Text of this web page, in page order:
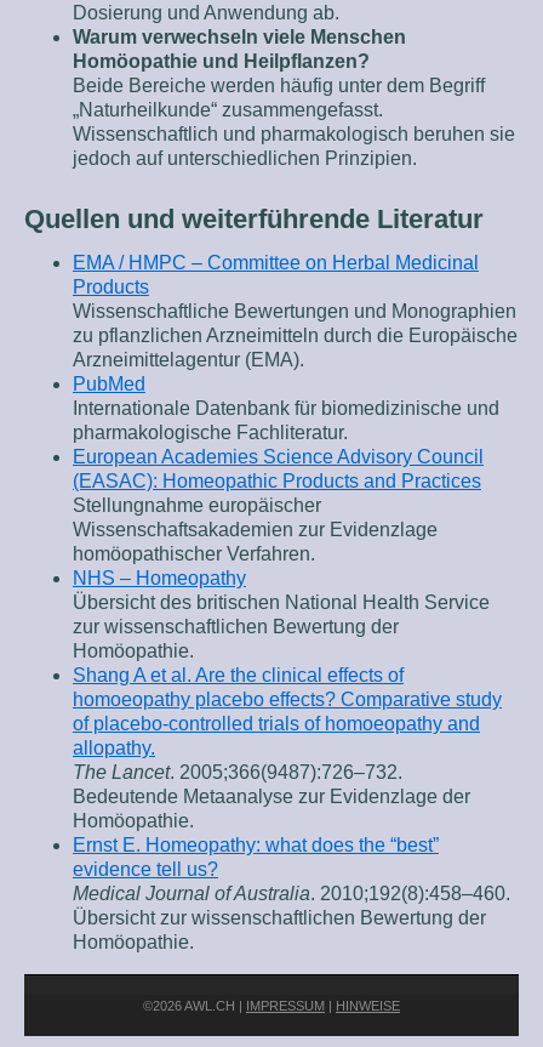
Dosierung und Anwendung ab.
Warum verwechseln viele Menschen
Homöopathie und Heilpflanzen?
Beide Bereiche werden häufig unter dem Begriff
„Naturheilkunde“ zusammengefasst.
Wissenschaftlich und pharmakologisch beruhen sie
jedoch auf unterschiedlichen Prinzipien.
Quellen und weiterführende Literatur
EMA / HMPC – Committee on Herbal Medicinal
Products
Wissenschaftliche Bewertungen und Monographien
zu pflanzlichen Arzneimitteln durch die Europäische
Arzneimittelagentur (EMA).
PubMed
Internationale Datenbank für biomedizinische und
pharmakologische Fachliteratur.
European Academies Science Advisory Council
(EASAC): Homeopathic Products and Practices
Stellungnahme europäischer
Wissenschaftsakademien zur Evidenzlage
homöopathischer Verfahren.
NHS – Homeopathy
Übersicht des britischen National Health Service
zur wissenschaftlichen Bewertung der
Homöopathie.
Shang A et al. Are the clinical effects of
homoeopathy placebo effects? Comparative study
of placebo-controlled trials of homoeopathy and
allopathy.
The Lancet. 2005;366(9487):726–732.
Bedeutende Metaanalyse zur Evidenzlage der
Homöopathie.
Ernst E. Homeopathy: what does the “best”
evidence tell us?
Medical Journal of Australia. 2010;192(8):458–460.
Übersicht zur wissenschaftlichen Bewertung der
Homöopathie.
©2026 AWL.CH | IMPRESSUM | HINWEISE